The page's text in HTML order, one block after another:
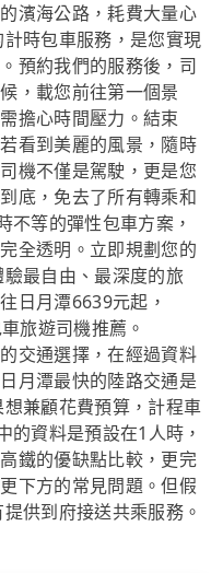
濱海公路，耗費大量心
時包車服務，是您實現
預約我們的服務後，司
，載您前往第一個景
擔心時間壓力。結束
看到美麗的風景，隨時
機不僅是駕駛，更是您
底，免去了所有轉乘和
不等的彈性包車方案，
全透明。立即規劃您的
最自由、最深度的旅
日月潭6639元起，
旅遊司機推薦。
交通選擇，在經過資料
月潭最快的陸路交通是
兼顧花費預算，計程車
的資料是預設在1人時，
鐵的優缺點比較，更完
下方的常見問題。但假
供到府接送共乘服務。